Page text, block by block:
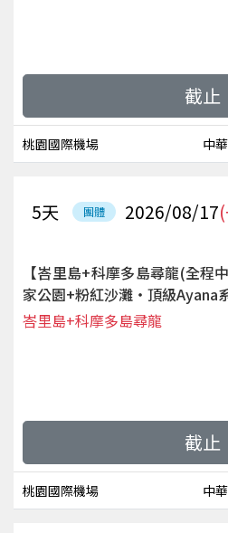
桃園國際機場 中
截止
團體 2026/08/17
5天
【峇里島+科摩多島尋龍(全程
家公園+粉紅沙灘‧頂級Ayana
峇里島+科摩多島尋龍
桃園國際機場 中
截止